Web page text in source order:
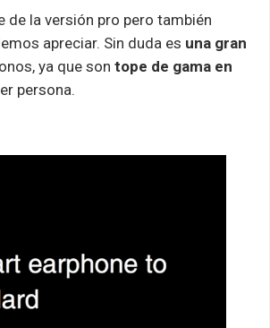
de la versión pro pero también
apreciar. Sin duda es una gran
ya que son tope de gama en
persona.